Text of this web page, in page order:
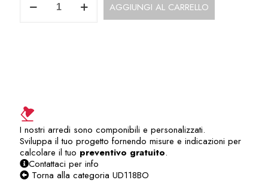
Direzionale
AGGIUNGI AL CARRELLO
I nostri arredi sono componibili e personalizzati.
Sviluppa il tuo progetto fornendo misure e indicazioni per
calcolare il tuo preventivo gratuito.
Contattaci per info
Torna alla categoria UD118BO